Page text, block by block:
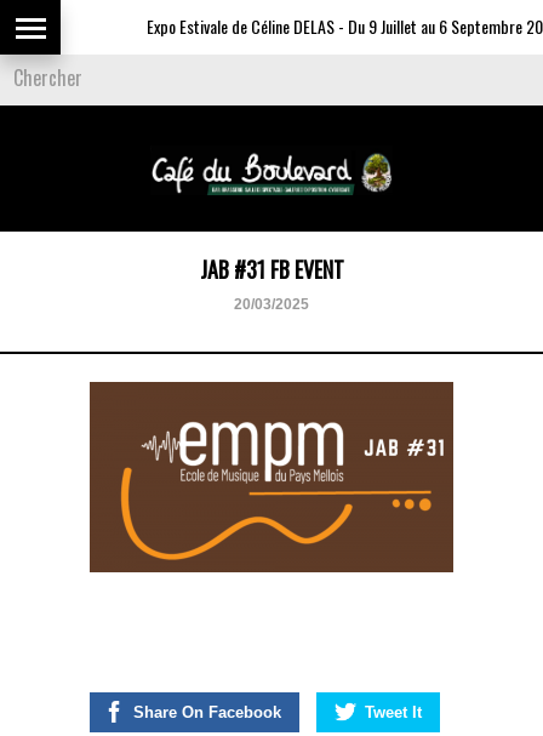
Expo Estivale de Céline DELAS - Du 9 Juillet au 6 Septembre
JAB #31 FB EVENT
20/03/2025
Share On Facebook Tweet It